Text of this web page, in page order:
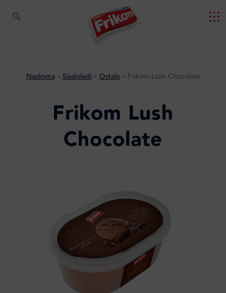
Naslovna Sladoledi Ostalo Frikom Lush Chocolate
Frikom Lush
Chocolate